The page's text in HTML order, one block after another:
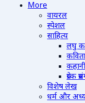
More
वायरल
स्पेशल
साहित्य
लघु
कविता
कहानी
प्रेरक
विशेष लेख
धर्म और